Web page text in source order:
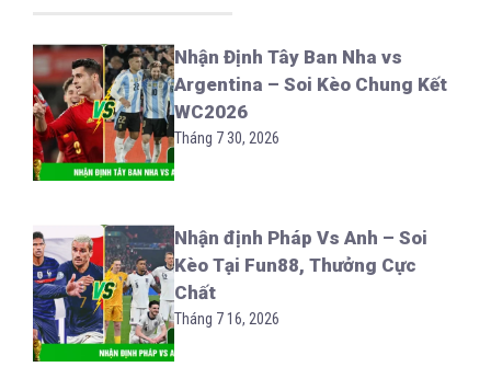
Nhận Định Tây Ban Nha vs
Argentina – Soi Kèo Chung Kết
WC2026
Tháng 7 30, 2026
Nhận định Pháp Vs Anh – Soi
Kèo Tại Fun88, Thưởng Cực
Chất
Tháng 7 16, 2026